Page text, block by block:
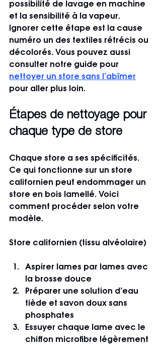
possibilité de lavage en machine
et la sensibilité à la vapeur.
Ignorer cette étape est la cause
numéro un des textiles rétrécis ou
décolorés. Vous pouvez aussi
consulter notre guide pour
nettoyer un store sans l’abîmer
pour aller plus loin.
Étapes de nettoyage pour
chaque type de store
Chaque store a ses spécificités.
Ce qui fonctionne sur un store
californien peut endommager un
store en bois lamellé. Voici
comment procéder selon votre
modèle.
Store californien (tissu alvéolaire)
Aspirer lames par lames avec
la brosse douce
Préparer une solution d’eau
tiède et savon doux sans
phosphates
Essuyer chaque lame avec le
chiffon microfibre légèrement